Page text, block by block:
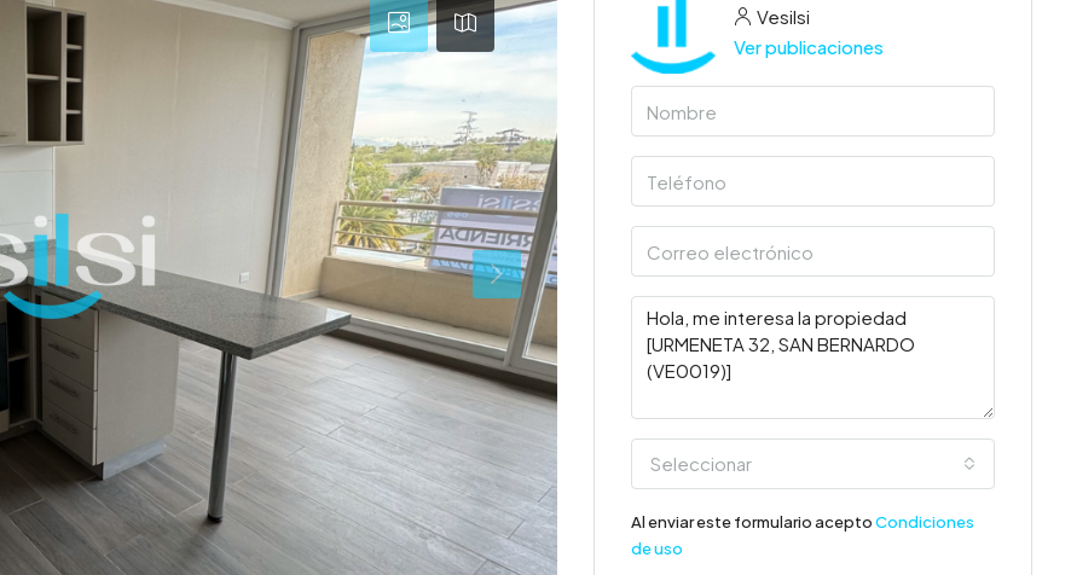
Vesilsi
Ver publicaciones
Seleccionar
Al enviar este formulario aceptoCondiciones
de uso